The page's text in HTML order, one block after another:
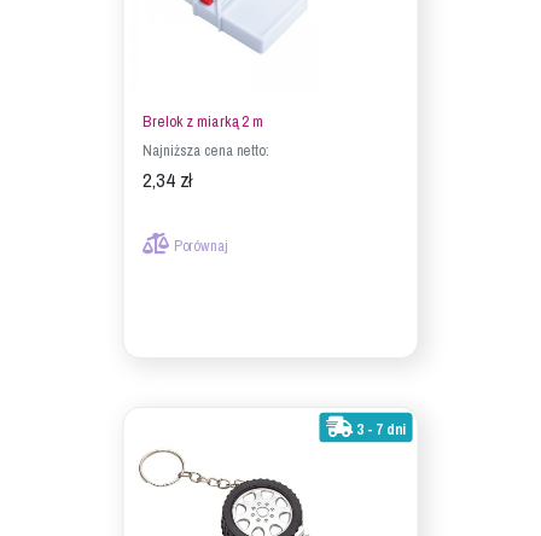
Brelok z miarką 2 m
Najniższa cena netto:
2,34 zł
Porównaj
3 - 7 dni